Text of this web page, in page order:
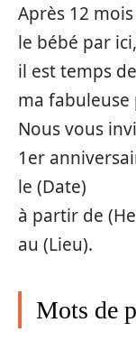
Après 12
le bébé par ici,
il est temps
ma
Nous vous
1er
le (Date)
à partir de
au (Lieu).
Mots de